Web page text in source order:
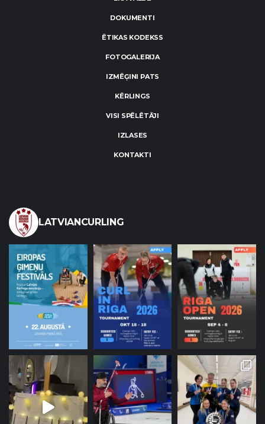
DOKUMENTI
ĒTIKAS KODEKSS
FOTOGALERIJA
IZMĒĢINI PATS
KĒRLINGS
VISI SPĒLĒTĀJI
IZLASES
KONTAKTI
LATVIANCURLING